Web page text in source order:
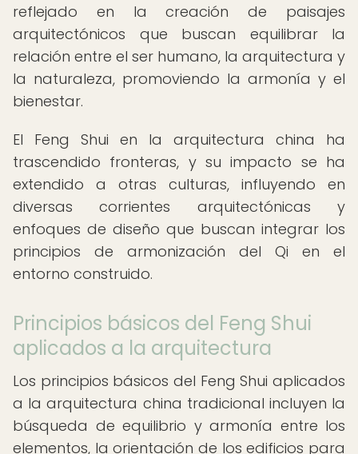
reflejado en la creación de paisajes
arquitectónicos que buscan equilibrar la
relación entre el ser humano, la arquitectura y
la naturaleza, promoviendo la armonía y el
bienestar.
El Feng Shui en la arquitectura china ha
trascendido fronteras, y su impacto se ha
extendido a otras culturas, influyendo en
diversas corrientes arquitectónicas y
enfoques de diseño que buscan integrar los
principios de armonización del Qi en el
entorno construido.
Principios básicos del Feng Shui
aplicados a la arquitectura
Los principios básicos del Feng Shui aplicados
a la arquitectura china tradicional incluyen la
búsqueda de equilibrio y armonía entre los
elementos, la orientación de los edificios para